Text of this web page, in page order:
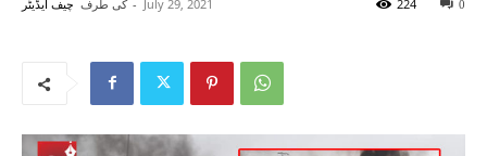
کی طرف چیف ایڈیٹر - July 29, 2021 0
224